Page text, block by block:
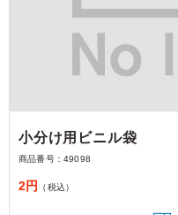
小分け用ビニル袋
商品番号： 49098
2円 （税込）